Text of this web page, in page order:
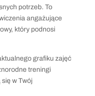
potrzeb. To
angażujące
który podnosi
grafiku zajęć
treningi
w Twój